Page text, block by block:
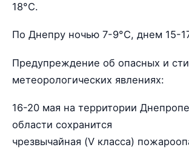
18°С.
По Днепру ночью 7-9°С, днем 15-
Предупреждение об опасных и
метеорологических явлениях:
16-20 мая на территории
области сохранится
чрезвычайная (V класса)